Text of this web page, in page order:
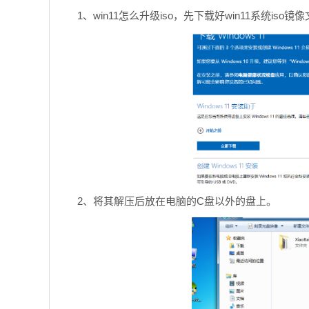
1、win11怎么升级iso，先下载好win11系统iso镜像
2、将其解压后放在电脑的C盘以外的盘上。